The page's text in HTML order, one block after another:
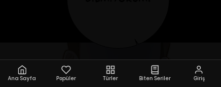
Ana Sayfa Popüler Türler Biten Seriler Giriş